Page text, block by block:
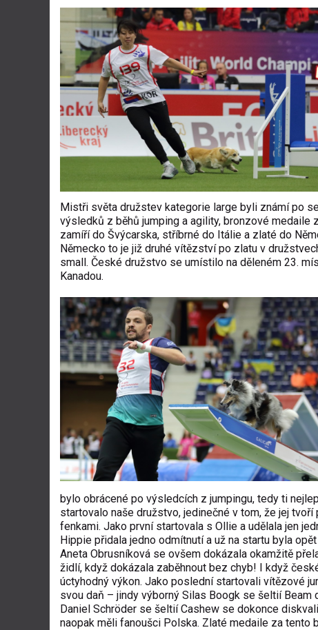
Mistři světa družstev kategorie large byli známí po
výsledků z běhů jumping a agility, bronzové medaile
zamíří do Švýcarska, stříbrné do Itálie a zlaté do
Německo to je již druhé vítězství po zlatu v
small. České družstvo se umístilo na děleném 23.
Kanadou.
bylo obrácené po výsledcích z jumpingu, tedy ti
startovalo naše družstvo, jedinečné v tom, že jej
fenkami. Jako první startovala s Ollie a udělala jen
Hippie přidala jedno odmítnutí a už na startu byla
Aneta Obrusníková se ovšem dokázala okamžitě
židlí, když dokázala zaběhnout bez chyb! I když
úctyhodný výkon. Jako poslední startovali vítězové
svou daň – jindy výborný Silas Boogk se šeltií
Daniel Schröder se šeltií Cashew se dokonce
naopak měli fanoušci Polska. Zlaté medaile za tento